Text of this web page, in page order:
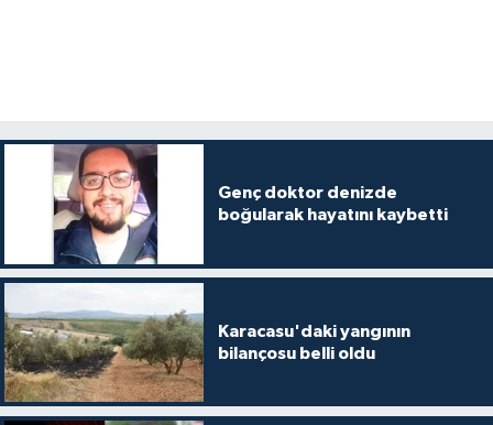
Genç doktor denizde
boğularak hayatını kaybetti
Karacasu'daki yangının
bilançosu belli oldu